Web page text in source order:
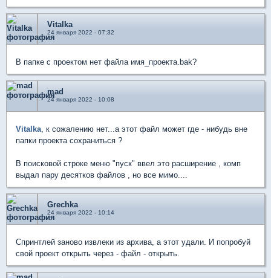
Vitalka
24 января 2022 - 07:32
В папке с проектом нет файла имя_проекта.bak?
mad
24 января 2022 - 10:08
Vitalka, к сожалению нет...а этот файл может где - нибудь вне
папки проекта сохраниться ?
В поисковой строке меню "пуск" ввел это расширение , комп
выдал пару десятков файлов , но все мимо....
Grechka
24 января 2022 - 10:14
Спринтлей заново извлеки из архива, а этот удали. И попробуй
свой проект открыть через - файл - открыть.